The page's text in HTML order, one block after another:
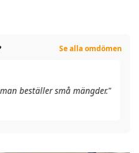
Se alla omdömen
beställer små mängder."